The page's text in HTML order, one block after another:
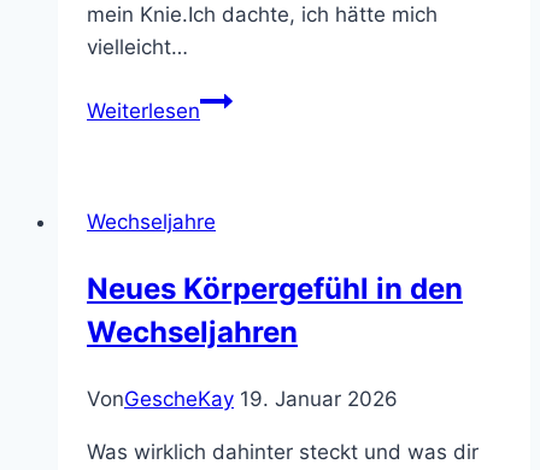
mein Knie.Ich dachte, ich hätte mich
vielleicht…
WeiterlesenGelenkschmerzen
Wechseljahre
Neues Körpergefühl in den
Wechseljahren
VonGescheKay 19. Januar 2026
Was wirklich dahinter steckt und was dir